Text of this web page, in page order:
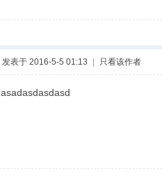
发表于 2016-5-5 01:13 只看该作者
asadasdasdasd